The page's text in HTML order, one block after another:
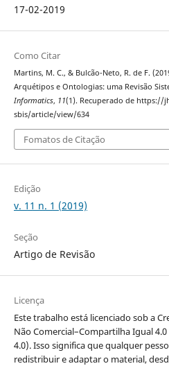
17-02-2019
Como Citar
Martins, M. C., & Bulcão-Neto, R. de F.
Arquétipos e Ontologias: uma Revisão
Informatics, 11(1). Recuperado de
sbis/article/view/634
Fomatos de Citação
Edição
v. 11 n. 1 (2019)
Seção
Artigo de Revisão
Licença
Este trabalho está licenciado sob a
Não Comercial–Compartilha Igual 4.0
4.0). Isso significa que qualquer
redistribuir e adaptar o material,